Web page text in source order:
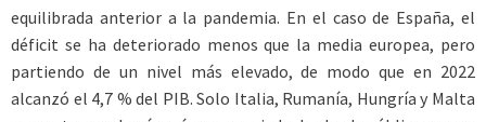
equilibrada anterior a la pandemia. En el caso de España, el
déficit se ha deteriorado menos que la media europea, pero
partiendo de un nivel más elevado, de modo que en 2022
alcanzó el 4,7 % del PIB. Solo Italia, Rumanía, Hungría y Malta